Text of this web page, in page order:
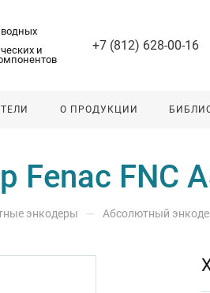
и
+7 (812) 628-00-16
О ПРОДУКЦИИ
FNC
энкодеры — Абсолютный